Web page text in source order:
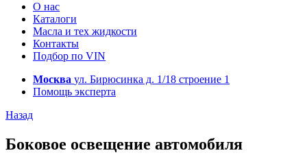
О нас
Каталоги
Масла и тех жидкости
Контакты
Подбор по VIN
Москва ул. Бирюсинка д. 1/18 строение 1
Помощь эксперта
Назад
Боковое освещение автомобиля